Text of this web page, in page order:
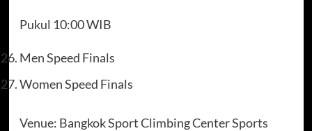
Pukul 10:00 WIB
Men Speed Finals
Women Speed Finals
Venue: Bangkok Sport Climbing Center Sports